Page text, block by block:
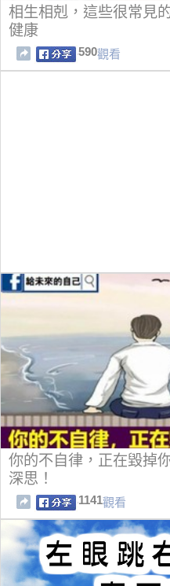
相生相剋，這些很常見
健康
590觀看
你的不自律，正在毀掉
深思！
1141觀看